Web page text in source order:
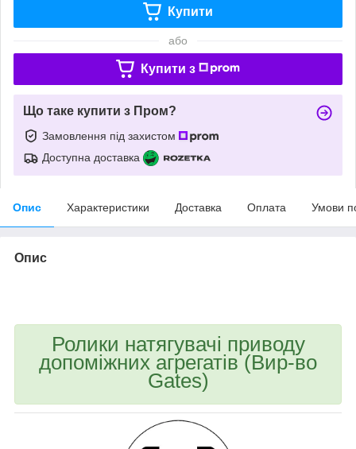
Купити
або
Купити з
Що таке купити з Пром?
Замовлення під захистом
Доступна доставка
Опис Характеристики Доставка Оплата Умови
Опис
Ролики натягувачі приводу
допоміжних агрегатів (Вир-во
Gates)